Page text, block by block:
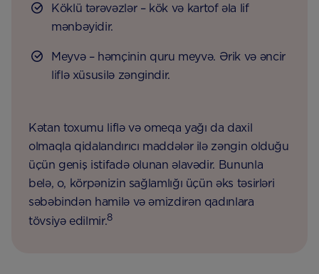
Köklü tərəvəzlər – kök və kartof əla lif
mənbəyidir.
Meyvə – həmçinin quru meyvə. Ərik və əncir
liflə xüsusilə zəngindir.
Kətan toxumu liflə və omeqa yağı da daxil
olmaqla qidalandırıcı maddələr ilə zəngin olduğu
üçün geniş istifadə olunan əlavədir. Bununla
belə, o, körpənizin sağlamlığı üçün əks təsirləri
səbəbindən hamilə və əmizdirən qadınlara
tövsiyə edilmir.8